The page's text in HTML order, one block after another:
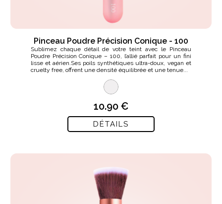
Pinceau Poudre Précision Conique - 100
Sublimez chaque détail de votre teint avec le Pinceau
Poudre Précision Conique – 100, l’allié parfait pour un fini
lisse et aérien.Ses poils synthétiques ultra-doux, vegan et
cruelty free, offrent une densité équilibrée et une tenue...
10.90 €
DÉTAILS